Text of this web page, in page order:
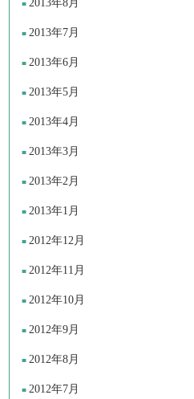
2013年8月
2013年7月
2013年6月
2013年5月
2013年4月
2013年3月
2013年2月
2013年1月
2012年12月
2012年11月
2012年10月
2012年9月
2012年8月
2012年7月